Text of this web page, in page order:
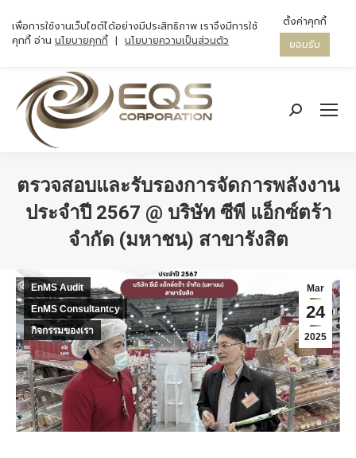
Search:
ตรวจสอบและรับรองการจัดการพลังงาน
ประจำปี 2567 @ บริษัท ซีพี แอ็กซ์ตร้า
จำกัด (มหาชน) สาขารังสิต
Mar
24
2025
EnMS Audit
EnMS Consultantcy
กิจกรรมของเรา
เพื่อการใช้งานเว็บไซต์ได้อย่างมีประสิทธิภาพ เราจึงมีการใช้
คุกกี้ อ่าน นโยบายคุกกี้ | นโยบายความเป็นส่วนตัว
ตั้งค่าคุกกี้
ยอมรับ